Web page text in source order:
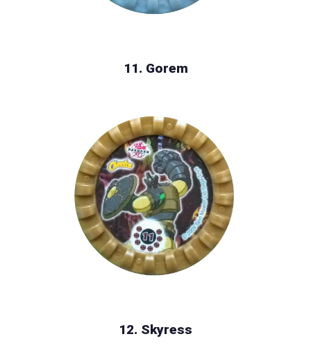
11. Gorem
12. Skyress